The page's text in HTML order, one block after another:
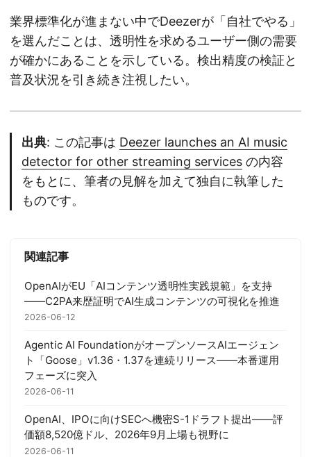
業界標準化が進まない中でDeezerが「自社でやる」
を選んだことは、透明性を求めるユーザー側の需要
が確かにあることを示している。検出精度の検証と
普及状況を引き続き注視したい。
出典: この記事は Deezer launches an AI music
detector for other streaming services の内容
をもとに、筆者の見解を加えて独自に執筆した
ものです。
関連記事
OpenAIがEU「AIコンテンツ透明性実践規範」を支持
——C2PA来歴証明でAI生成コンテンツの可視化を推進
2026-06-12
Agentic AI FoundationがオープンソースAIエージェン
ト「Goose」v1.36・1.37を連続リリース——本番運用
フェーズに突入
2026-06-11
OpenAI、IPOに向けSECへ機密S-1ドラフト提出——評
価額8,520億ドル、2026年9月上場も視野に
2026-06-11